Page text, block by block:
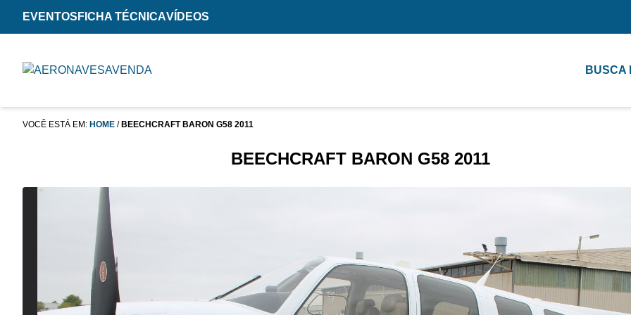
EVENTOS FICHA TÉCNICAVÍDEOS
BUSCA
VOCÊ ESTÁ EM: HOME / BEECHCRAFT BARON G58 2011
BEECHCRAFT BARON G58 2011